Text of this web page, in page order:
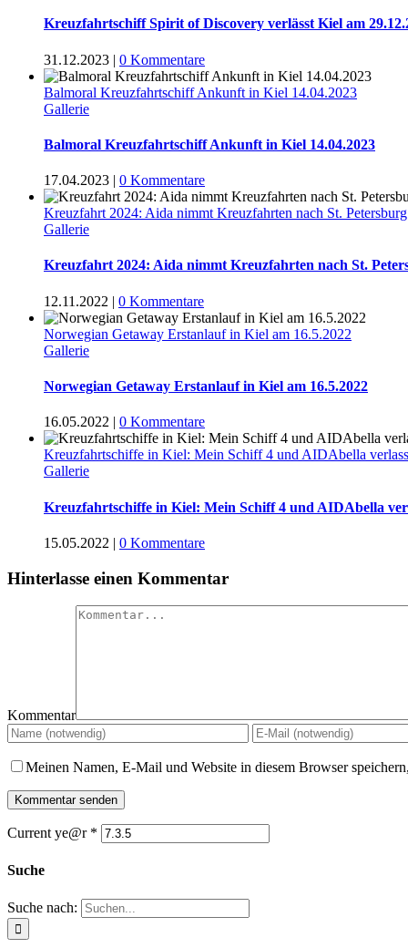
Kreuzfahrtschiff Spirit of Discovery verlässt Kiel am
31.12.2023 | 0 Kommentare
Balmoral Kreuzfahrtschiff Ankunft in Kiel 14.04.2023
Gallerie
Balmoral Kreuzfahrtschiff Ankunft in Kiel 14.04.2023
17.04.2023 | 0 Kommentare
Kreuzfahrt 2024: Aida nimmt Kreuzfahrten nach St.
Gallerie
Kreuzfahrt 2024: Aida nimmt Kreuzfahrten nach St.
12.11.2022 | 0 Kommentare
Norwegian Getaway Erstanlauf in Kiel am 16.5.2022
Gallerie
Norwegian Getaway Erstanlauf in Kiel am 16.5.2022
16.05.2022 | 0 Kommentare
Kreuzfahrtschiffe in Kiel: Mein Schiff 4 und AIDAbella
Gallerie
Kreuzfahrtschiffe in Kiel: Mein Schiff 4 und AIDAbella
15.05.2022 | 0 Kommentare
Hinterlasse einen Kommentar
Kommentar
Meinen Namen, E-Mail und Website in diesem Browser
Current ye@r *
Suche
Suche nach: